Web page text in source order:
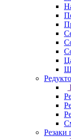
Резаки